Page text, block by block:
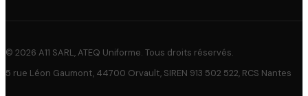
© 2026 A11 SARL, ATEQ Uniforme. Tous droits réservés.
5 rue Léon Gaumont, 44700 Orvault, SIREN 913 502 522, RCS Nantes